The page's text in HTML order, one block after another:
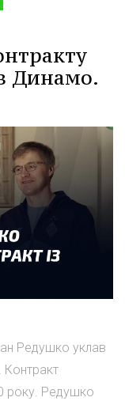
Динамо.
Редушко уклав
Контракт
року. Редушко